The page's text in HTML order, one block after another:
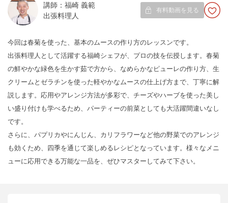
講師：福崎 義範
出張料理人
有料動画を見る
今回は春菊を使った、基本のムースの作り方のレッスンです。
出張料理人として活躍する福崎シェフが、プロの技を伝授します。春菊
の鮮やかな緑色を生かす茹で方から、なめらかなピューレの作り方、生
クリームとゼラチンを使った軽やかなムースの仕上げ方まで、丁寧に解
説します。応用やアレンジ方法が多彩で、チーズやハーブを使った美し
い盛り付けも学べるため、パーティーの前菜としても大活躍間違いなし
です。
さらに、パプリカやにんじん、カリフラワーなど他の野菜でのアレンジ
も効くため、四季を通じて楽しめるレシピとなっています。様々なメニ
ューに応用できる万能な一品を、ぜひマスターしてみて下さい。